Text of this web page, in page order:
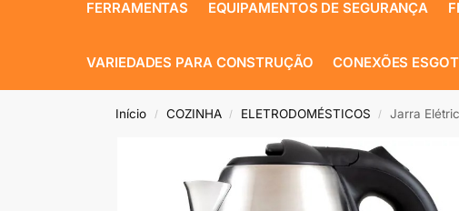
FERRAMENTAS EQUIPAMENTOS DE SEGURANÇA
VARIEDADES PARA CONSTRUÇÃO CONEXÕES
Início / COZINHA / ELETRODOMÉSTICOS / Jarra